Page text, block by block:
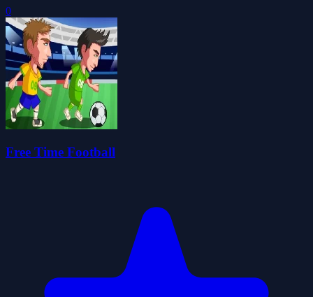
0
Free Time Football